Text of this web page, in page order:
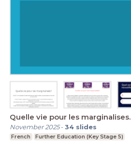
Quelle vie pour les marginalises.
November 2025-34 slides
French Further Education (Key Stage 5)